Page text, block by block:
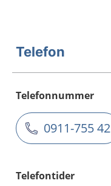
Telefon
Telefonnummer
0911-755 42
Telefontider